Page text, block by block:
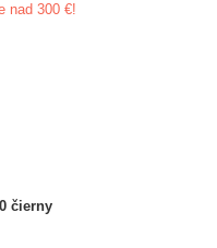
nad 300 €!